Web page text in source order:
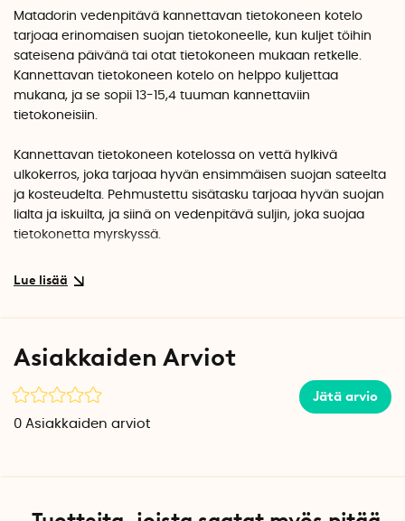
Matadorin vedenpitävä kannettavan tietokoneen kotelo
tarjoaa erinomaisen suojan tietokoneelle, kun kuljet töihin
sateisena päivänä tai otat tietokoneen mukaan retkelle.
Kannettavan tietokoneen kotelo on helppo kuljettaa
mukana, ja se sopii 13-15,4 tuuman kannettaviin
tietokoneisiin.
Kannettavan tietokoneen kotelossa on vettä hylkivä
ulkokerros, joka tarjoaa hyvän ensimmäisen suojan sateelta
ja kosteudelta. Pehmustettu sisätasku tarjoaa hyvän suojan
lialta ja iskuilta, ja siinä on vedenpitävä suljin, joka suojaa
tietokonetta myrskyssä.
Taita sisätaskun suljin vähintään kolme kertaa ennen kuin
vesitiivis voimakkaita sadekuuroja vastaan.
Ulkopuolella oleva säädettävä tarrakiinnitys helpottaa
sulkimen säätämistä kannettavan tietokoneen koon
Ulkoisessa verkkotaskussa voit säilyttää tietokoneen hiiren,
Asiakkaiden Arviot
Jätä arvio
0 Asiakkaiden arviot